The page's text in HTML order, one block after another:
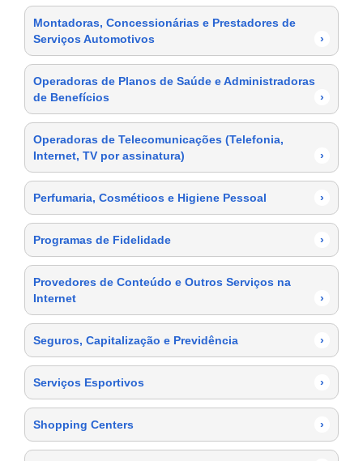
Montadoras, Concessionárias e Prestadores de
Serviços Automotivos
›
Operadoras de Planos de Saúde e Administradoras
de Benefícios
›
Operadoras de Telecomunicações (Telefonia,
Internet, TV por assinatura)
›
Perfumaria, Cosméticos e Higiene Pessoal ›
Programas de Fidelidade ›
Provedores de Conteúdo e Outros Serviços na
Internet
›
Seguros, Capitalização e Previdência ›
Serviços Esportivos ›
Shopping Centers ›